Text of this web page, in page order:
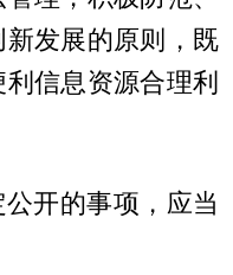
发展的原则，既
信息资源合理利
开的事项，应当